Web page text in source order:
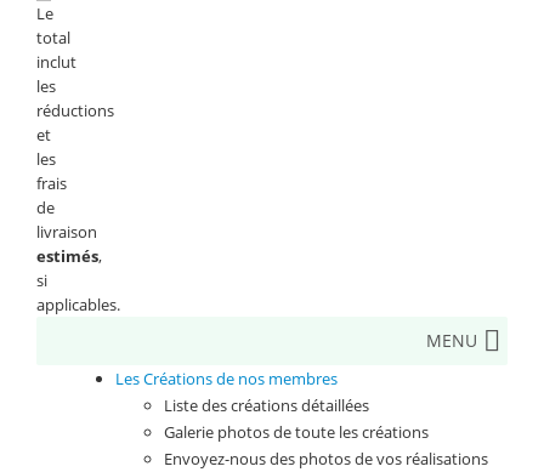
Le
total
inclut
les
réductions
et
les
frais
de
livraison
estimés,
si
applicables.
MENU
Les Créations de nos membres
Liste des créations détaillées
Galerie photos de toute les créations
Envoyez-nous des photos de vos réalisations